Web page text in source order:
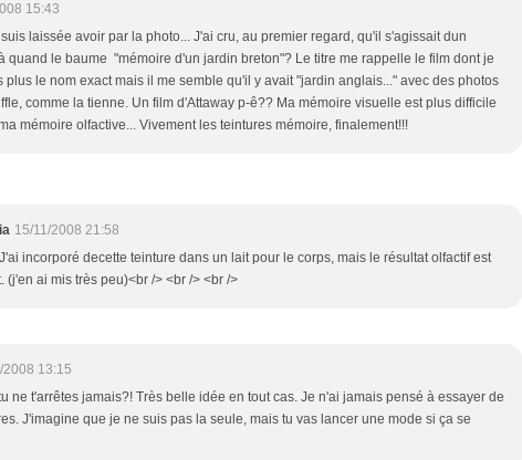
15:43
laissée avoir par la photo... J'ai cru, au premier regard, qu'il s'agissait dun
quand le baume "mémoire d'un jardin breton"? Le titre me rappelle le film dont je
plus le nom exact mais il me semble qu'il y avait "jardin anglais..." avec des photos
comme la tienne. Un film d'Attaway p-ê?? Ma mémoire visuelle est plus difficile
mémoire olfactive... Vivement les teintures mémoire, finalement!!!
15/11/2008 21:58
incorporé decette teinture dans un lait pour le corps, mais le résultat olfactif est
(j'en ai mis très peu)<br /> <br /> <br />
2008 13:15
ne t'arrêtes jamais?! Très belle idée en tout cas. Je n'ai jamais pensé à essayer de
J'imagine que je ne suis pas la seule, mais tu vas lancer une mode si ça se